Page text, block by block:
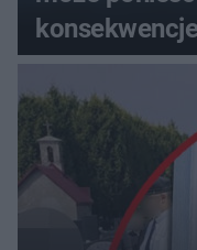
konsekwencje